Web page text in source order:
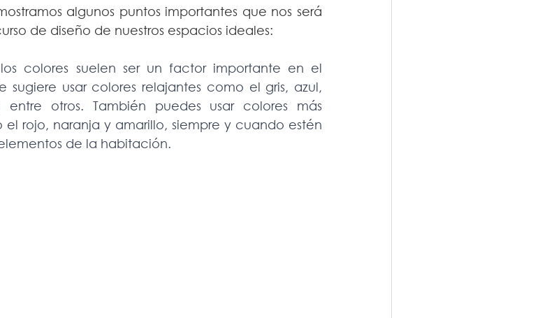
algunos puntos importantes que nos será
de diseño de nuestros espacios ideales:
colores suelen ser un factor importante en el
sugiere usar colores relajantes como el gris, azul,
otros. También puedes usar colores más
rojo, naranja y amarillo, siempre y cuando estén
de la habitación.